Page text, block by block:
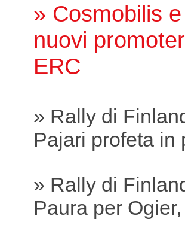
» Cosmobilis
nuovi
ERC
» Rally di
Pajari profeta in
» Rally di
Paura per